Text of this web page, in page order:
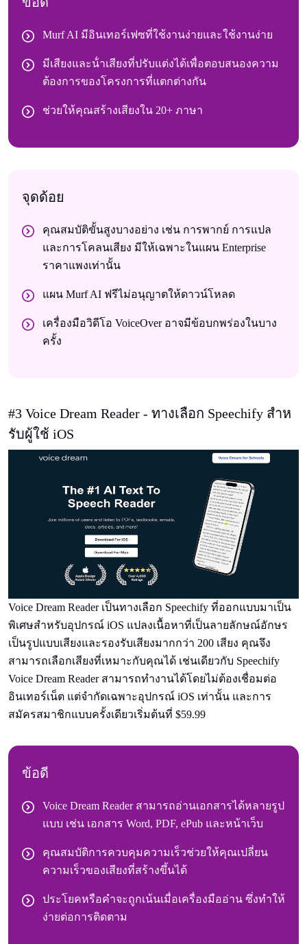
Murf AI มีอินเทอร์เฟซที่ใช้งานง่ายและใช้งานง่าย
มีเสียงและน้ําเสียงที่ปรับแต่งได้เพื่อตอบสนองความ
ต้องการของโครงการที่แตกต่างกัน
ช่วยให้คุณสร้างเสียงใน 20+ ภาษา
จุดด้อย
คุณสมบัติขั้นสูงบางอย่าง เช่น การพากย์ การแปล
และการโคลนเสียง มีให้เฉพาะในแผน Enterprise
ราคาแพงเท่านั้น
แผน Murf AI ฟรีไม่อนุญาตให้ดาวน์โหลด
เครื่องมือวิดีโอ VoiceOver อาจมีข้อบกพร่องในบาง
ครั้ง
#3 Voice Dream Reader - ทางเลือก Speechify สําห
รับผู้ใช้ iOS
Voice Dream Reader เป็นทางเลือก Speechify ที่ออกแบบมาเป็น
พิเศษสําหรับอุปกรณ์ iOS แปลงเนื้อหาที่เป็นลายลักษณ์อักษร
เป็นรูปแบบเสียงและรองรับเสียงมากกว่า 200 เสียง คุณจึง
สามารถเลือกเสียงที่เหมาะกับคุณได้ เช่นเดียวกับ Speechify
Voice Dream Reader สามารถทํางานได้โดยไม่ต้องเชื่อมต่อ
อินเทอร์เน็ต แต่จํากัดเฉพาะอุปกรณ์ iOS เท่านั้น และการ
สมัครสมาชิกแบบครั้งเดียวเริ่มต้นที่ $59.99
ข้อดี
Voice Dream Reader สามารถอ่านเอกสารได้หลายรูป
แบบ เช่น เอกสาร Word, PDF, ePub และหน้าเว็บ
คุณสมบัติการควบคุมความเร็วช่วยให้คุณเปลี่ยน
ความเร็วของเสียงที่สร้างขึ้นได้
ประโยคหรือคําจะถูกเน้นเมื่อเครื่องมืออ่าน ซึ่งทําให้
ง่ายต่อการติดตาม